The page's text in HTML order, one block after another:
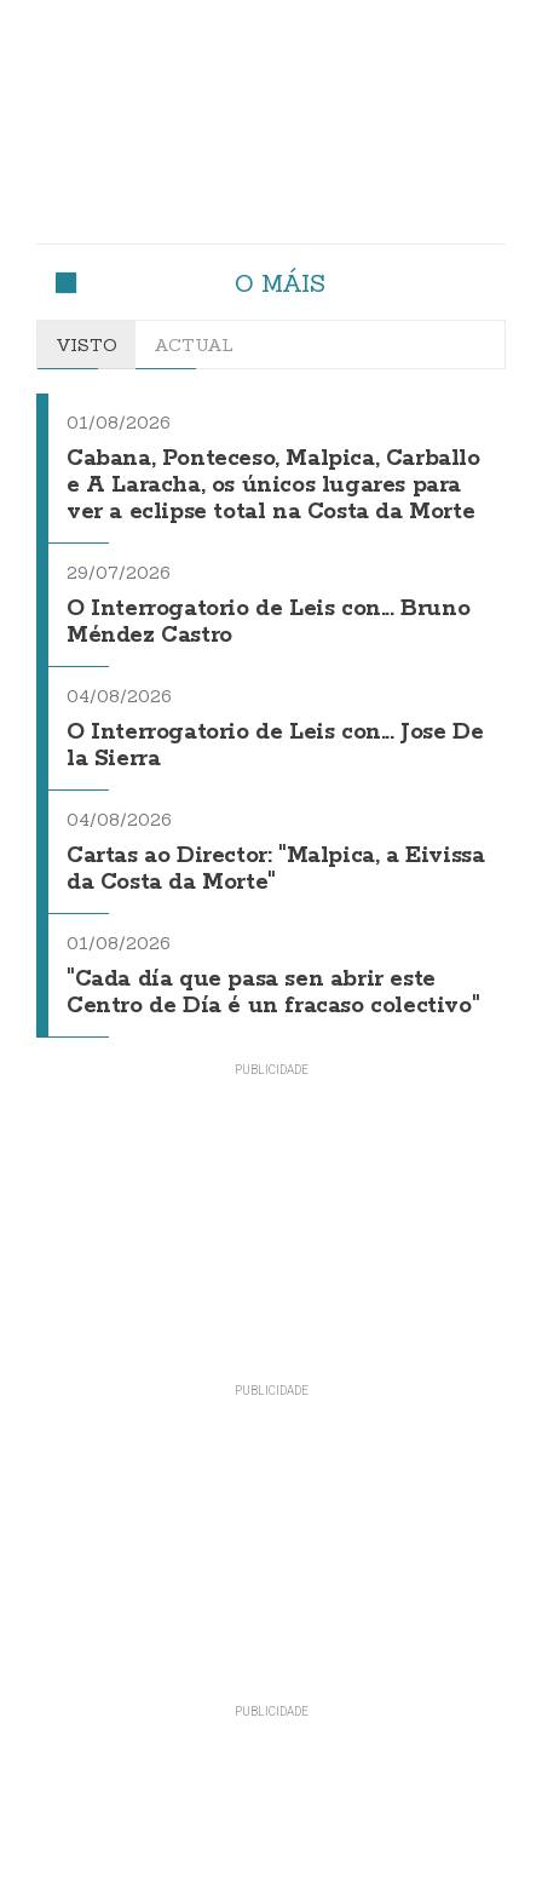
O MÁIS
VISTO ACTUAL
01/08/2026
Cabana, Ponteceso, Malpica, Carballo
e A Laracha, os únicos lugares para
ver a eclipse total na Costa da Morte
29/07/2026
O Interrogatorio de Leis con... Bruno
Méndez Castro
04/08/2026
O Interrogatorio de Leis con... Jose De
la Sierra
04/08/2026
Cartas ao Director: "Malpica, a Eivissa
da Costa da Morte"
01/08/2026
"Cada día que pasa sen abrir este
Centro de Día é un fracaso colectivo"